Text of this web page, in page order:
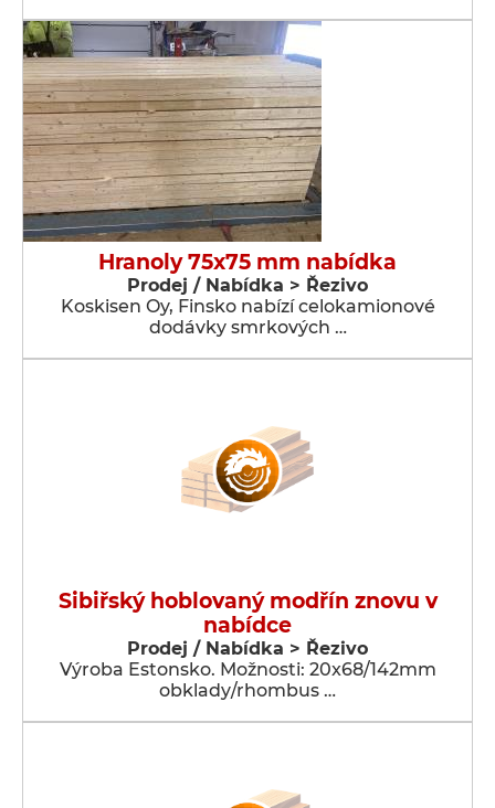
Hranoly 75x75 mm nabídka
Prodej / Nabídka > Řezivo
Koskisen Oy, Finsko nabízí celokamionové
dodávky smrkových …
Sibiřský hoblovaný modřín znovu v
nabídce
Prodej / Nabídka > Řezivo
Výroba Estonsko. Možnosti: 20x68/142mm
obklady/rhombus …